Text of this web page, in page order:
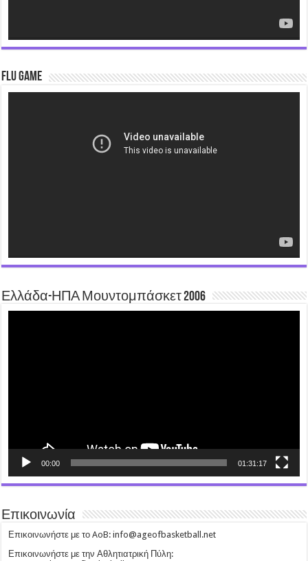
Flu Game
Ελλάδα-ΗΠΑ Μουντομπάσκετ 2006
00:00 01:31:17
Επικοινωνία
Επικοινωνήστε με το AoB: info@ageofbasketball.net
Επικοινωνήστε με την Αθλητιατρική Πύλη: